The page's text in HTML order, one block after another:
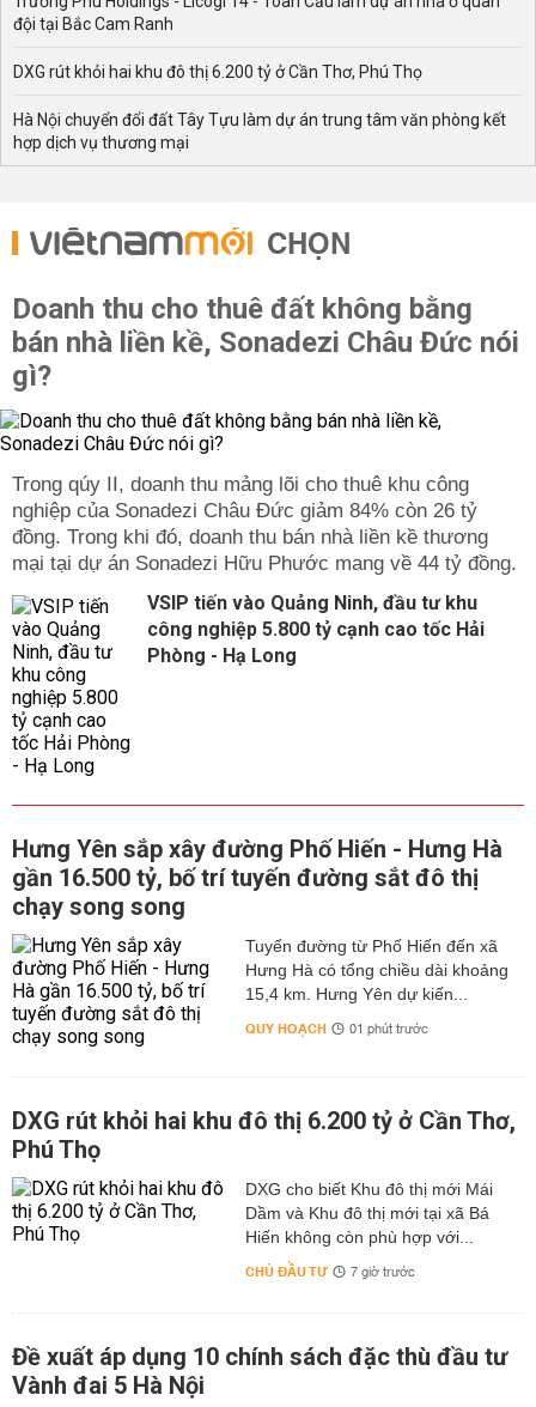
đội tại Bắc Cam Ranh
DXG rút khỏi hai khu đô thị 6.200 tỷ ở Cần Thơ, Phú Thọ
Hà Nội chuyển đổi đất Tây Tựu làm dự án trung tâm văn phòng kết
hợp dịch vụ thương mại
CHỌN
Doanh thu cho thuê đất không bằng
bán nhà liền kề, Sonadezi Châu Đức nói
gì?
Trong qúy II, doanh thu mảng lõi cho thuê khu công
nghiệp của Sonadezi Châu Đức giảm 84% còn 26 tỷ
đồng. Trong khi đó, doanh thu bán nhà liền kề thương
mại tại dự án Sonadezi Hữu Phước mang về 44 tỷ đồng.
VSIP tiến vào Quảng Ninh, đầu tư khu
công nghiệp 5.800 tỷ cạnh cao tốc Hải
Phòng - Hạ Long
Hưng Yên sắp xây đường Phố Hiến - Hưng Hà
gần 16.500 tỷ, bố trí tuyến đường sắt đô thị
chạy song song
Tuyến đường từ Phố Hiến đến xã
Hưng Hà có tổng chiều dài khoảng
15,4 km. Hưng Yên dự kiến...
QUY HOẠCH 01 phút trước
DXG rút khỏi hai khu đô thị 6.200 tỷ ở Cần Thơ,
Phú Thọ
DXG cho biết Khu đô thị mới Mái
Dầm và Khu đô thị mới tại xã Bá
Hiến không còn phù hợp với...
CHỦ ĐẦU TƯ 7 giờ trước
Đề xuất áp dụng 10 chính sách đặc thù đầu tư
Vành đai 5 Hà Nội